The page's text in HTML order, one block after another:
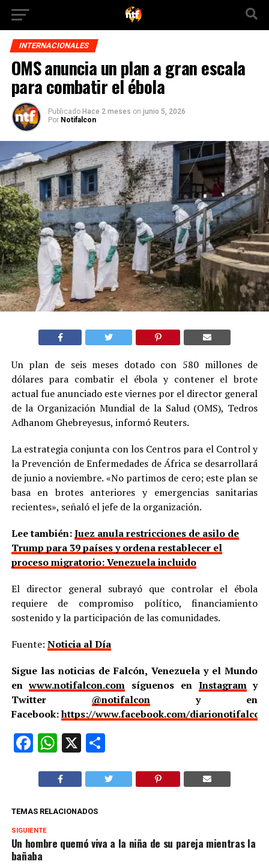
INTERNACIONALES
OMS anuncia un plan a gran escala
para combatir el ébola
Publicado Hace 2 meses on junio 5, 2026
Por Notifalcon
Un plan de seis meses dotado con 580 millones de
dólares para combatir el ébola y contener el brote
actual fue anunciado este viernes por el director general
de la Organización Mundial de la Salud (OMS), Tedros
Adhanom Ghebreyesus, informó Reuters.
La estrategia conjunta con los Centros para el Control y
la Prevención de Enfermedades de África se desarrollará
de junio a noviembre. «No partimos de cero; este plan se
basa en brotes anteriores y emergencias sanitarias
recientes», señaló el jefe de la organización.
Lee también:Juez anula restricciones de asilo de
Trump para 39 países y ordena restablecer el
proceso migratorio: Venezuela incluido
El director general subrayó que controlar el ébola
requiere de compromiso político, financiamiento
sostenido y la participación de las comunidades.
Fuente: Noticia al Día
Sigue las noticias de Falcón, Venezuela y el Mundo
enwww.notifalcon.com síguenos en Instagramy
Twitter @notifalcony en
Facebook:https://www.facebook.com/
Facebook
WhatsApp
X Compartir
TEMAS RELACIONADOS
SIGUIENTE
Un hombre quemó viva a la niña de su pareja mientras la
bañaba